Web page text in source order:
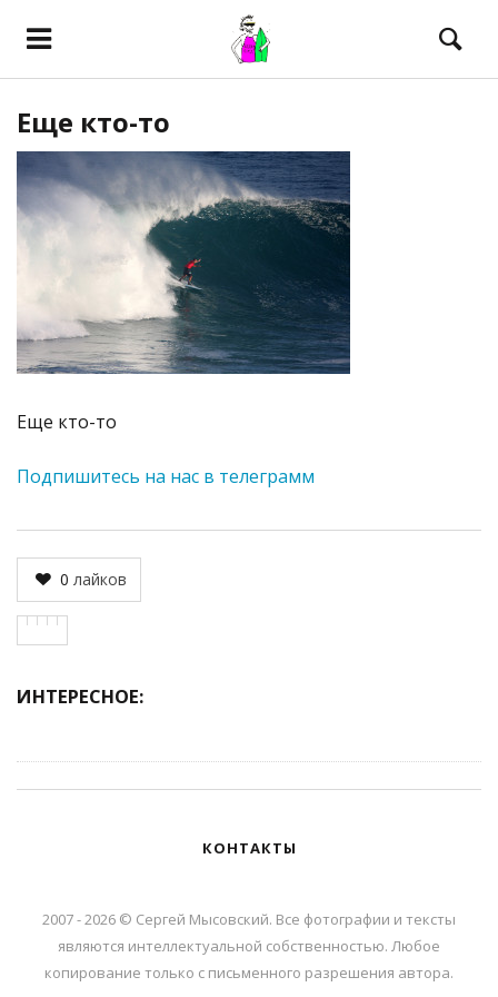
Еще кто-то
Еще кто-то
Подпишитесь на нас в телеграмм
0 лайков
ИНТЕРЕСНОЕ:
КОНТАКТЫ
2007 - 2026 © Сергей Мысовский. Все фотографии и тексты
являются интеллектуальной собственностью. Любое
копирование только с письменного разрешения автора.